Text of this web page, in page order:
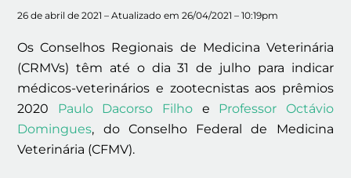
26 de abril de 2021 – Atualizado em 26/04/2021 – 10:19pm
Os Conselhos Regionais de Medicina Veterinária
(CRMVs) têm até o dia 31 de julho para indicar
médicos-veterinários e zootecnistas aos prêmios
2020 Paulo Dacorso Filho e Professor Octávio
Domingues, do Conselho Federal de Medicina
Veterinária (CFMV).